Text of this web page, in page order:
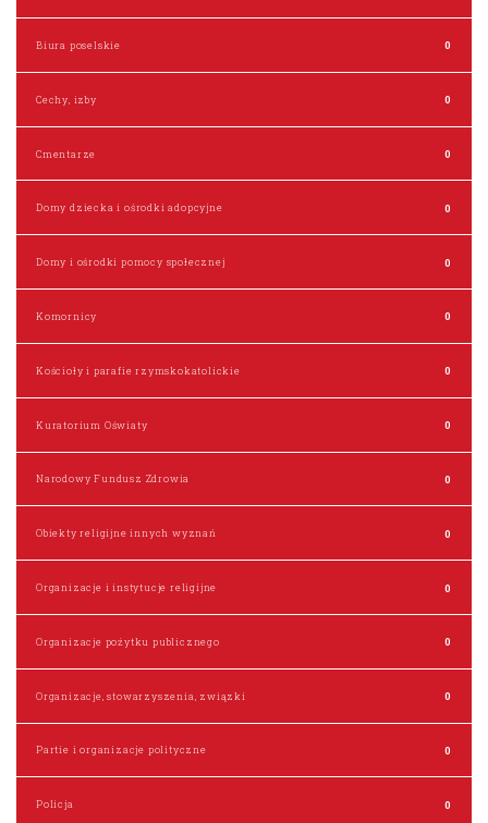
Biura poselskie 0
Cechy, izby 0
Cmentarze 0
Domy dziecka i ośrodki adopcyjne 0
Domy i ośrodki pomocy społecznej 0
Komornicy 0
Kościoły i parafie rzymskokatolickie 0
Kuratorium Oświaty 0
Narodowy Fundusz Zdrowia 0
Obiekty religijne innych wyznań 0
Organizacje i instytucje religijne 0
Organizacje pożytku publicznego 0
Organizacje, stowarzyszenia, związki 0
Partie i organizacje polityczne 0
Policja 0